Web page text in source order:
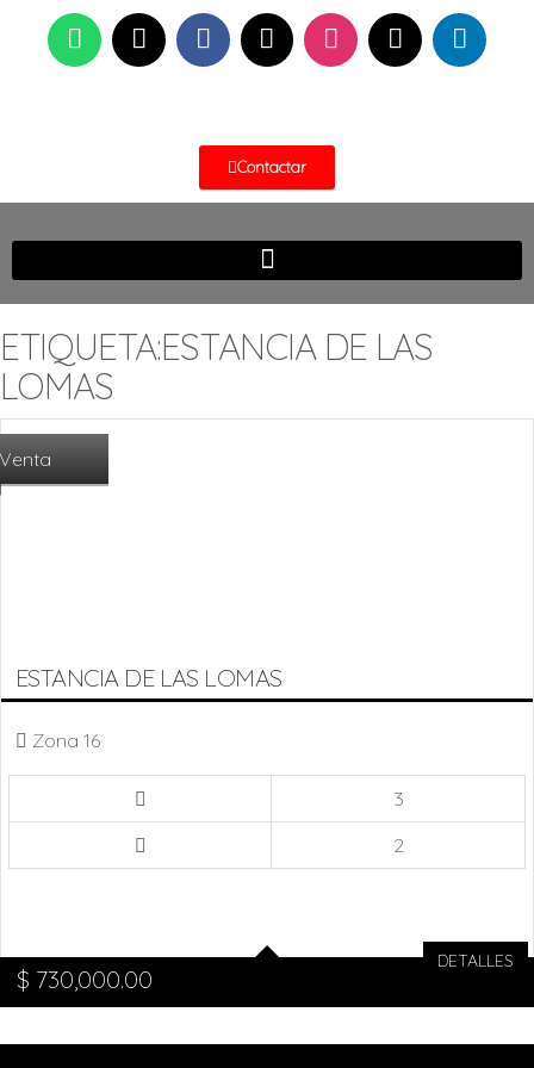
Contactar
ETIQUETA:ESTANCIA DE LAS
LOMAS
Venta
ESTANCIA DE LAS LOMAS
$ 730,000.00
Zona 16
3
2
DETALLES